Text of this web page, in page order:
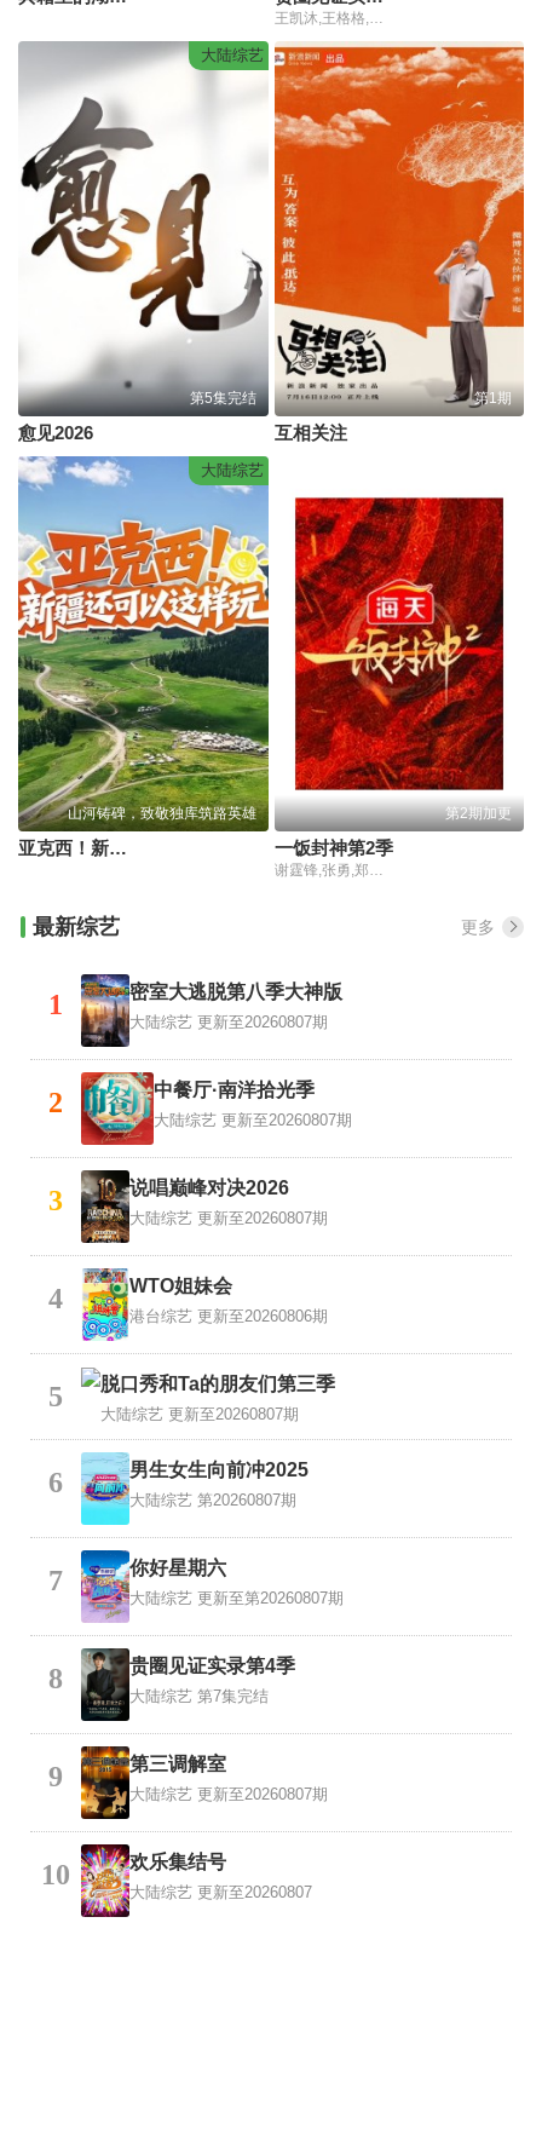
王凯沐,王格格,申浩男,刘润铭,韩雨彤,曾辉
大陆综艺
第5集完结
愈见2026
第1期
互相关注
大陆综艺
山河铸碑，致敬独库筑路英雄
亚克西！新疆还可以这样玩！
第2期加更
一饭封神第2季
最新综艺 更多
1 密室大逃脱第八季大神版
大陆综艺 更新至20260807期
2 中餐厅·南洋拾光季
大陆综艺 更新至20260807期
3 说唱巅峰对决2026
大陆综艺 更新至20260807期
4 WTO姐妹会
港台综艺 更新至20260806期
5 脱口秀和Ta的朋友们第三季
大陆综艺 更新至20260807期
6 男生女生向前冲2025
大陆综艺 第20260807期
7 你好星期六
大陆综艺 更新至第20260807期
8 贵圈见证实录第4季
大陆综艺 第7集完结
9 第三调解室
大陆综艺 更新至20260807期
10 欢乐集结号
大陆综艺 更新至20260807